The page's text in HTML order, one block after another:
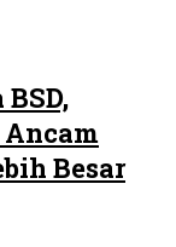
Ancam
Besar